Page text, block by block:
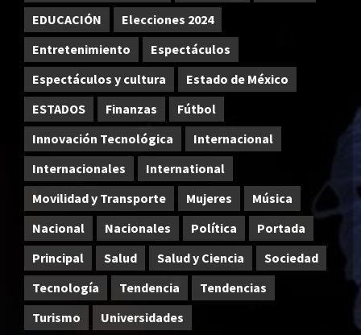
EDUCACIÓN
Elecciones 2024
Entretenimiento
Espectáculos
Espectáculos y cultura
Estado de México
ESTADOS
Finanzas
Fútbol
Innovación Tecnológica
Internacional
Internacionales
International
Movilidad y Transporte
Mujeres
Música
Nacional
Nacionales Política
Portada
Principal
Salud Salud y Ciencia
Sociedad
Tecnología
Tendencia
Tendencias
Turismo
Universidades